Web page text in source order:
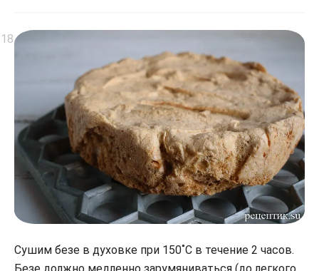
Сушим безе в духовке при 150˚С в течение 2 часов.